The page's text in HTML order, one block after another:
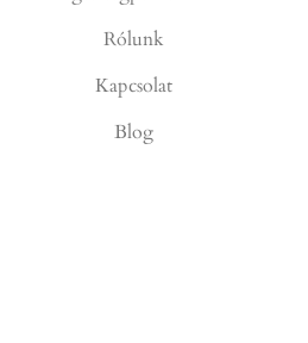
Rólunk
Kapcsolat
Blog